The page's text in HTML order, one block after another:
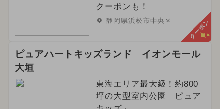
クーポンも！
静岡県浜松市中央区 クーポン
ピュアハートキッズランド イオンモール
大垣
東海エリア最大級！約800
坪の大型室内公園「ピュア